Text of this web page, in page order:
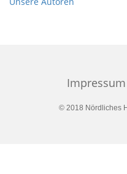
Impressum
© 2018 Nördliches